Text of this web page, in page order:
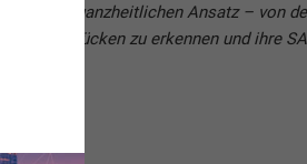
einem ganzheitlichen Ansatz – von
zu erkennen und ihre